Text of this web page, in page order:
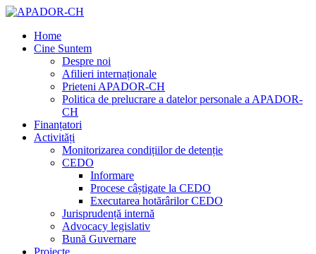
Home
Cine Suntem
Despre noi
Afilieri internaționale
Prieteni APADOR-CH
Politica de prelucrare a datelor personale a APADOR-
CH
Finanțatori
Activități
Monitorizarea condițiilor de detenție
CEDO
Informare
Procese câștigate la CEDO
Executarea hotărârilor CEDO
Jurisprudență internă
Advocacy legislativ
Bună Guvernare
Proiecte